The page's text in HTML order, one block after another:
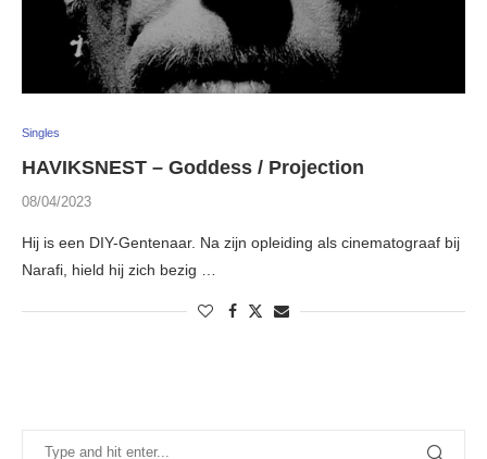
Singles
HAVIKSNEST – Goddess / Projection
08/04/2023
Hij is een DIY-Gentenaar. Na zijn opleiding als cinematograaf bij
Narafi, hield hij zich bezig …